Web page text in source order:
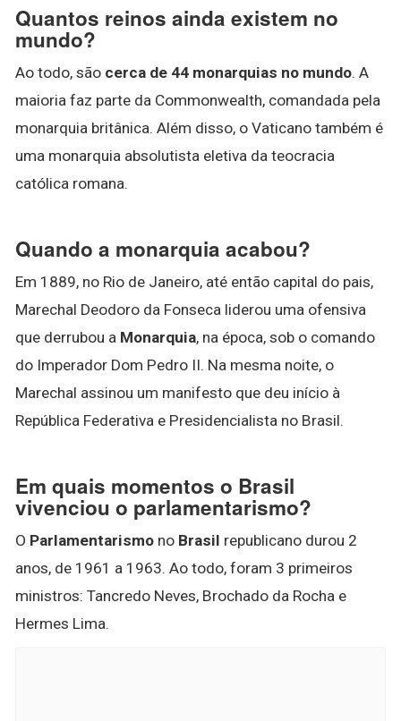
Quantos reinos ainda existem no
mundo?
Ao todo, são cerca de 44 monarquias no mundo. A
maioria faz parte da Commonwealth, comandada pela
monarquia britânica. Além disso, o Vaticano também é
uma monarquia absolutista eletiva da teocracia
católica romana.
Quando a monarquia acabou?
Em 1889, no Rio de Janeiro, até então capital do pais,
Marechal Deodoro da Fonseca liderou uma ofensiva
que derrubou a Monarquia, na época, sob o comando
do Imperador Dom Pedro II. Na mesma noite, o
Marechal assinou um manifesto que deu início à
República Federativa e Presidencialista no Brasil.
Em quais momentos o Brasil
vivenciou o parlamentarismo?
O Parlamentarismo no Brasil republicano durou 2
anos, de 1961 a 1963. Ao todo, foram 3 primeiros
ministros: Tancredo Neves, Brochado da Rocha e
Hermes Lima.